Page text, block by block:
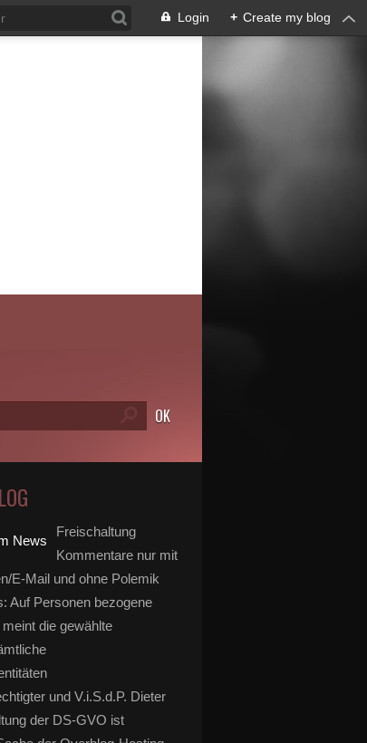
Login + Create my blog
Freischaltung
Kommentare nur mit
E-Mail und ohne Polemik
Auf Personen bezogene
die gewählte
und V.i.S.d.P. Dieter
der DS-GVO ist